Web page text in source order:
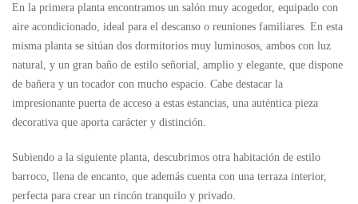
En la primera planta encontramos un salón muy acogedor, equipado con
aire acondicionado, ideal para el descanso o reuniones familiares. En esta
misma planta se sitúan dos dormitorios muy luminosos, ambos con luz
natural, y un gran baño de estilo señorial, amplio y elegante, que dispone
de bañera y un tocador con mucho espacio. Cabe destacar la
impresionante puerta de acceso a estas estancias, una auténtica pieza
decorativa que aporta carácter y distinción.
Subiendo a la siguiente planta, descubrimos otra habitación de estilo
barroco, llena de encanto, que además cuenta con una terraza interior,
perfecta para crear un rincón tranquilo y privado.